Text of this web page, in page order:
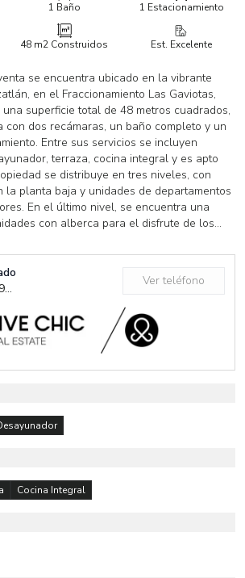
1 Baño 1 Estacionamiento
48 m2 Construidos Est. Excelente
se encuentra ubicado en la vibrante
en el Fraccionamiento Las Gaviotas,
una superficie total de 48 metros cuadrados,
con dos recámaras, un baño completo y un
Entre sus servicios se incluyen
terraza, cocina integral y es apto
se distribuye en tres niveles, con
la planta baja y unidades de departamentos
En el último nivel, se encuentra una
con alberca para el disfrute de los
estratégica enfrente del Parque Quinta
de interés lo convierte en una opción
y residentes que buscan comodidad y
de las zonas más cotizadas de Mazatlán. No
de adquirir esta propiedad única en una de
de México.
Ver teléfono
Cocina Integral